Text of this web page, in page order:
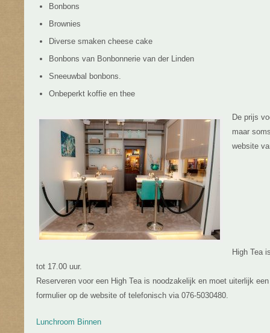
Bonbons
Brownies
Diverse smaken cheese cake
Bonbons van Bonbonnerie van der Linden
Sneeuwbal bonbons.
Onbeperkt koffie en thee
De prijs
maar
website
High Tea
tot 17.00 uur.
Reserveren voor een High Tea is noodzakelijk en moet uiterlijk
formulier op de website of telefonisch via 076-5030480.
Lunchroom Binnen